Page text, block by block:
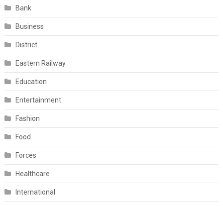
Bank
Business
District
Eastern Railway
Education
Entertainment
Fashion
Food
Forces
Healthcare
International